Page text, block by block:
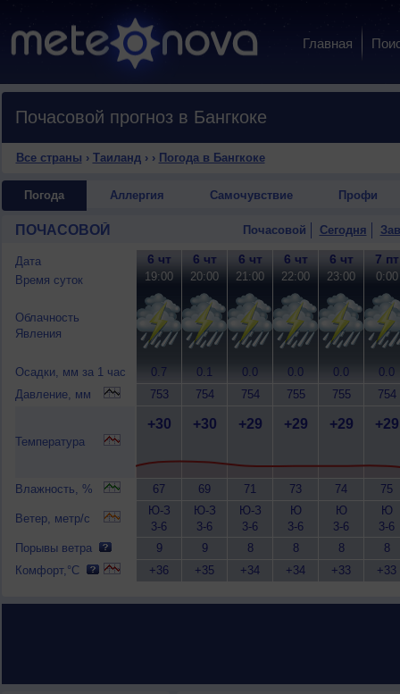
Главная
Почасовой прогноз в Бангкоке
Все страны › Таиланд› › Погода в Бангкоке
Погода Аллергия Самочувствие Профи
ПОЧАСОВОЙ Почасовой Сегодня
Дата
Время суток
Облачность
Явления
Осадки, мм за 1 час
Давление, мм
Температура
Влажность, %
Ветер, метр/с
Порывы ветра
Комфорт,°C
6 чт
19:00
0.7
753
+30
67
Ю-З
3-6
9
+36
6 чт
20:00
0.1
754
+30
69
Ю-З
3-6
9
+35
6 чт
21:00
0.0
754
+29
71
Ю-З
3-6
8
+34
6 чт
22:00
0.0
755
+29
73
Ю
3-6
8
+34
6 чт
23:00
0.0
755
+29
74
Ю
3-6
8
+33
7 пт
0:00
0.0
754
+29
75
Ю
3-6
8
+33